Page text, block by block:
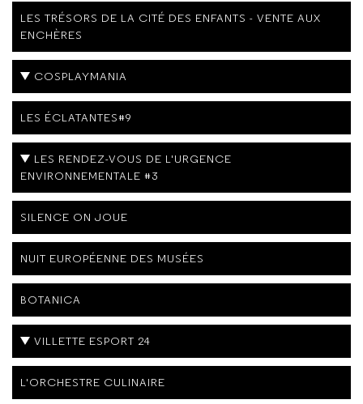
LES TRÉSORS DE LA CITÉ DES ENFANTS - VENTE AUX
ENCHÈRES
COSPLAYMANIA
LES ÉCLATANTES#9
LES RENDEZ-VOUS DE L'URGENCE
ENVIRONNEMENTALE #3
SILENCE ON JOUE
NUIT EUROPÉENNE DES MUSÉES
BOTANICA
VILLETTE ESPORT 24
L'ORCHESTRE CULINAIRE